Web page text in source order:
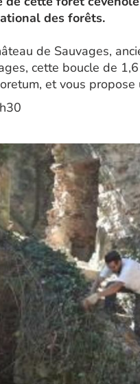
des forêts.
de Sauvages,
cette boucle de
et vous